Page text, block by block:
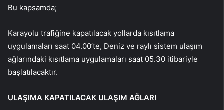
Bu kapsamda;
Karayolu trafiğine kapatılacak yollarda kısıtlama
uygulamaları saat 04.00’te, Deniz ve raylı sistem ulaşım
ağlarındaki kısıtlama uygulamaları saat 05.30 itibariyle
başlatılacaktır.
ULAŞIMA KAPATILACAK ULAŞIM AĞLARI